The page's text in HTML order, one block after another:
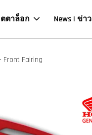
ตาล็อก News | ข่าว
Front Fairing